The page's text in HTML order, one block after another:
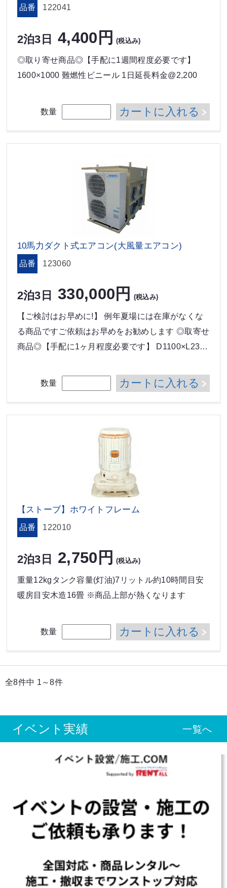
品番 122041
2泊3日 4,400円 (税込み)
◎取り寄せ商品◎【手配に1週間程度必要です】
1600×1000 難燃性ビニール 1日延長料金@2,200
数量 カートに入れる
10馬力ダクト式エアコン(大風量エアコン)
品番 123060
2泊3日 330,000円 (税込み)
【ご検討はお早めに!】 例年夏場には在庫がなくな
る商品ですご依頼はお早めをお勧めします ◎取寄せ
商品◎【手配に1ヶ月程度必要です】 D1100×L23…
数量 カートに入れる
【ストーブ】ホワイトフレーム
品番 122010
2泊3日 2,750円 (税込み)
重量12kgタンク容量(灯油)7リットル約10時間目安
暖房目安木造16畳 ※商品上部が熱くなります
数量 カートに入れる
全8件中 1～8件
イベント実績 一覧へ